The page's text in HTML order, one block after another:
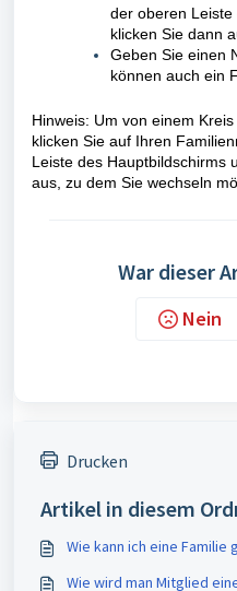
der oberen Leiste
klicken Sie dann
Geben Sie einen
können auch ein
Hinweis: Um von einem
klicken Sie auf Ihren
Leiste des Hauptbildschirms
aus, zu dem Sie wechseln
War dieser
Nein
Drucken
Artikel in diesem
Wie kann ich eine Familie
Wie wird man Mitglied